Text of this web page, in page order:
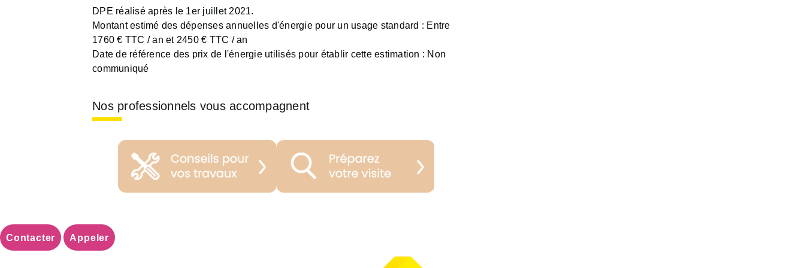
DPE réalisé après le 1er juillet 2021.
Montant estimé des dépenses annuelles d'énergie pour un usage standard : Entre
1760 € TTC / an et 2450 € TTC / an
Date de référence des prix de l'énergie utilisés pour établir cette estimation : Non
communiqué
Nos professionnels vous accompagnent
Contacter Appeler